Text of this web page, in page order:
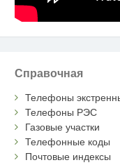
Справочная
Телефоны
Телефоны РЭС
Газовые участки
Телефонные коды
Почтовые индексы